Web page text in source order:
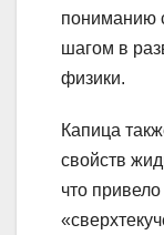
пониманию
шагом в
физики.
Капица
свойств
что